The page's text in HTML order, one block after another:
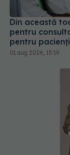
Din această
pentru
pentru pacienți
01 aug 2026, 15:19